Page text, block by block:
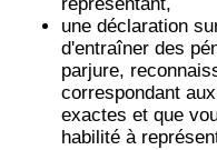
une déclaration
d'entraîner des
parjure,
correspondant
exactes et que
habilité à